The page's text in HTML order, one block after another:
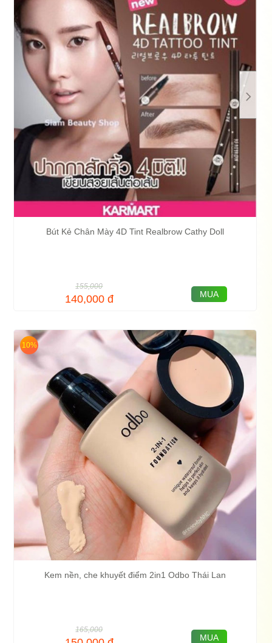
Bút Kẻ Chân Mày 4D Tint Realbrow Cathy Doll
155,000
140,000 đ MUA
10%
Kem nền, che khuyết điểm 2in1 Odbo Thái Lan
165,000
MUA